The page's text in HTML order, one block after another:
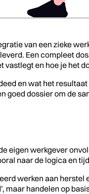
van een zieke
Een compleet
en hoe je het
en wat het
goed dossier om de
eigen werkgever
naar de logica en
werken aan
maar handelen op